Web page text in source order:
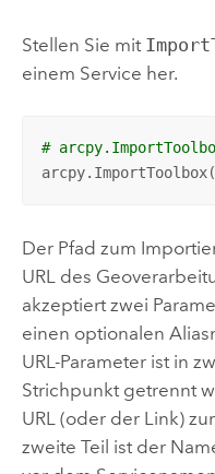
Stellen Sie mit
einem Service her.
#
arcpy.ImportToolbox(
Der Pfad zum
URL des
akzeptiert zwei
einen optionalen
URL-Parameter ist in
Strichpunkt getrennt
URL (oder der Link)
zweite Teil ist der